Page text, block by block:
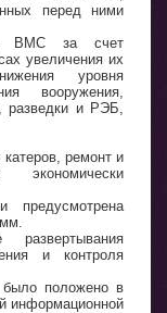
перед ними
ВМС за счет
увеличения их
уровня
вооружения,
разведки и РЭБ,
ремонт и
экономически
и контроля
было положено в
информационной